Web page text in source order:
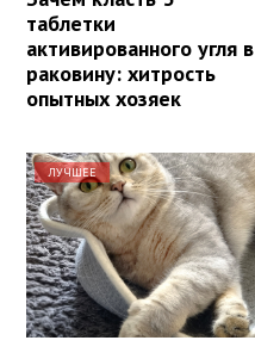
таблетки
активированного угля в
раковину: хитрость
опытных хозяек
ЛУЧШЕЕ